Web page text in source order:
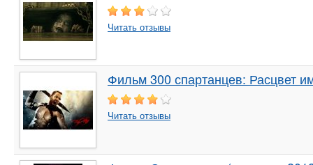
Читать отзывы
Фильм 300 спартанцев: Расцвет
Читать отзывы